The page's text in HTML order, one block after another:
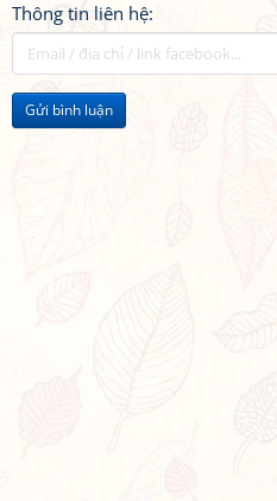
Thông tin liên hệ:
Gửi bình luận